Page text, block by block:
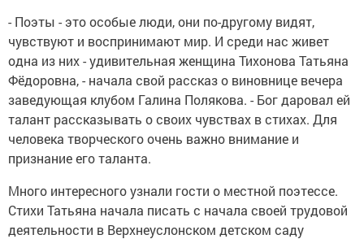
- Поэты - это особые люди, они по-другому видят,
чувствуют и воспринимают мир. И среди нас живет
одна из них - удивительная женщина Тихонова Татьяна
Фёдоровна, - начала свой рассказ о виновнице вечера
заведующая клубом Галина Полякова. - Бог даровал ей
талант рассказывать о своих чувствах в стихах. Для
человека творческого очень важно внимание и
признание его таланта.
Много интересного узнали гости о местной поэтессе.
Стихи Татьяна начала писать с начала своей трудовой
деятельности в Верхнеуслонском детском саду